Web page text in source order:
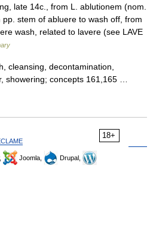
late 14c., from L. ablutionem (nom.
stem of abluere to wash off, from
wash, related to lavere (see LAVE
cleansing, decontamination,
showering; concepts 161,165 …
18+
Joomla,
Drupal,